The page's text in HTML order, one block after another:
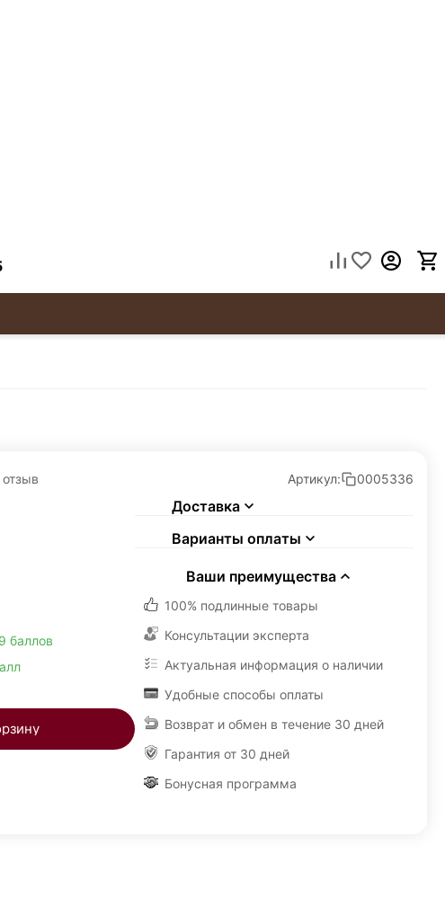
Артикул: 0005336
баллов
Доставка
Варианты оплаты
Ваши преимущества
100% подлинные товары
Консультации эксперта
Актуальная информация о наличии
Удобные способы оплаты
Возврат и обмен в течение 30 дней
Гарантия от 30 дней
Бонусная программа